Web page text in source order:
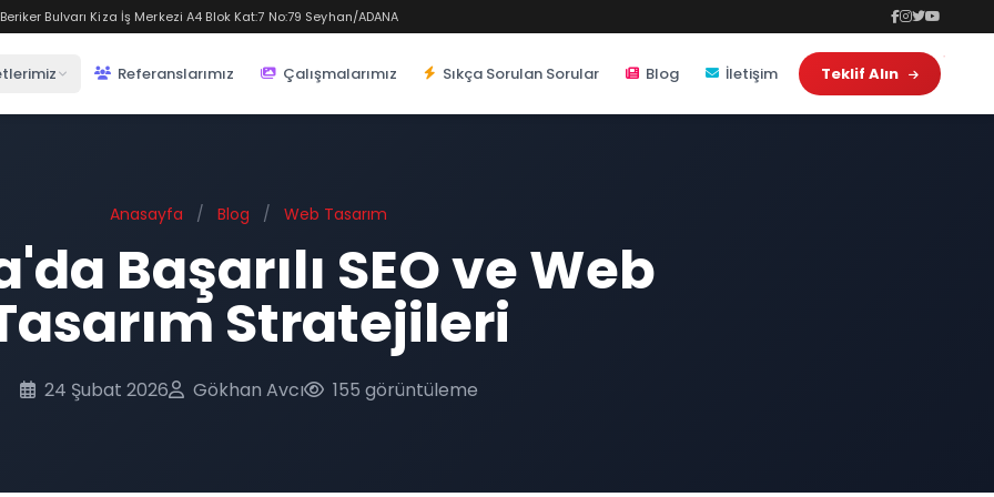
Bulvarı Kiza İş Merkezi A4 Blok Kat:7 No:79 Seyhan/ADANA
Referanslarımız Çalışmalarımız Sıkça Sorulan Sorular Blog İletişim Teklif Alın
Anasayfa / Blog / Web Tasarım
Başarılı SEO ve Web
Stratejileri
24 Şubat 2026 Gökhan Avcı 155 görüntüleme